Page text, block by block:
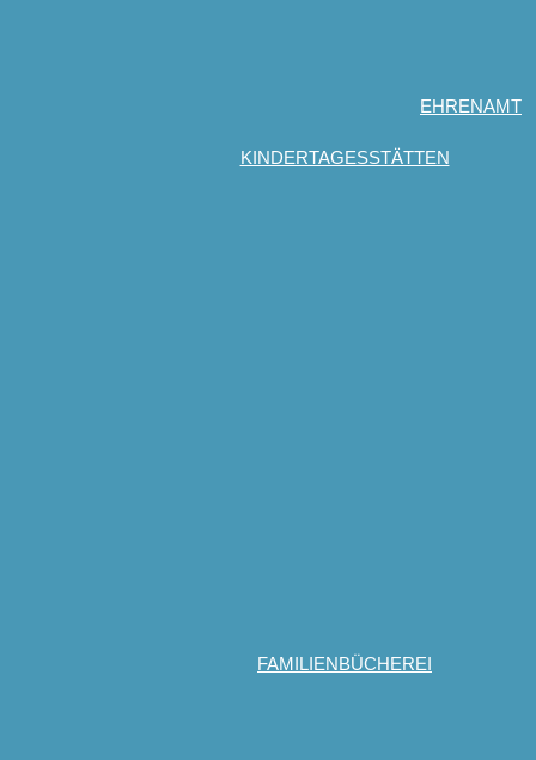
EHRENAMT
KINDERTAGESSTÄTTEN
FAMILIENBÜCHEREI